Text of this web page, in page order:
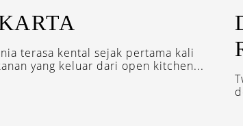
terasa kental sejak pertama kali
yang keluar dari open kitchen...